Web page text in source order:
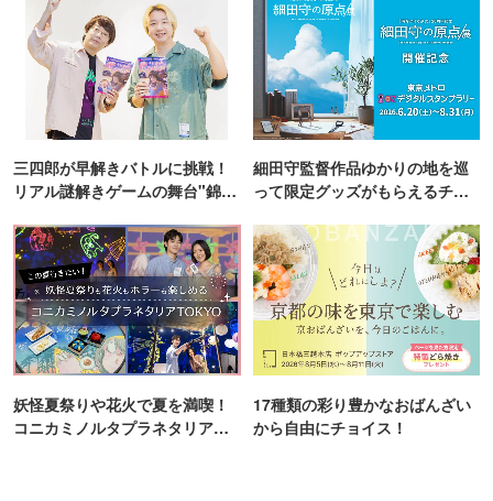
三四郎が早解きバトルに挑戦！
リアル謎解きゲームの舞台"錦糸
細田守監督作品ゆかりの地を巡
って限定グッズがもらえるチャ
妖怪夏祭りや花火で夏を満喫！
コニカミノルタプラネタリア
17種類の彩り豊かなおばんざい
から自由にチョイス！